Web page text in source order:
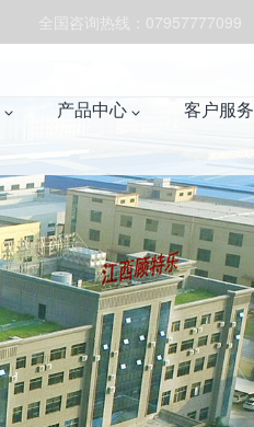
全国咨询热线：07957777099
产品中心 客户服务